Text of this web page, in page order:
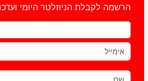
הרשמה לקבלת הניוזלטר היומי